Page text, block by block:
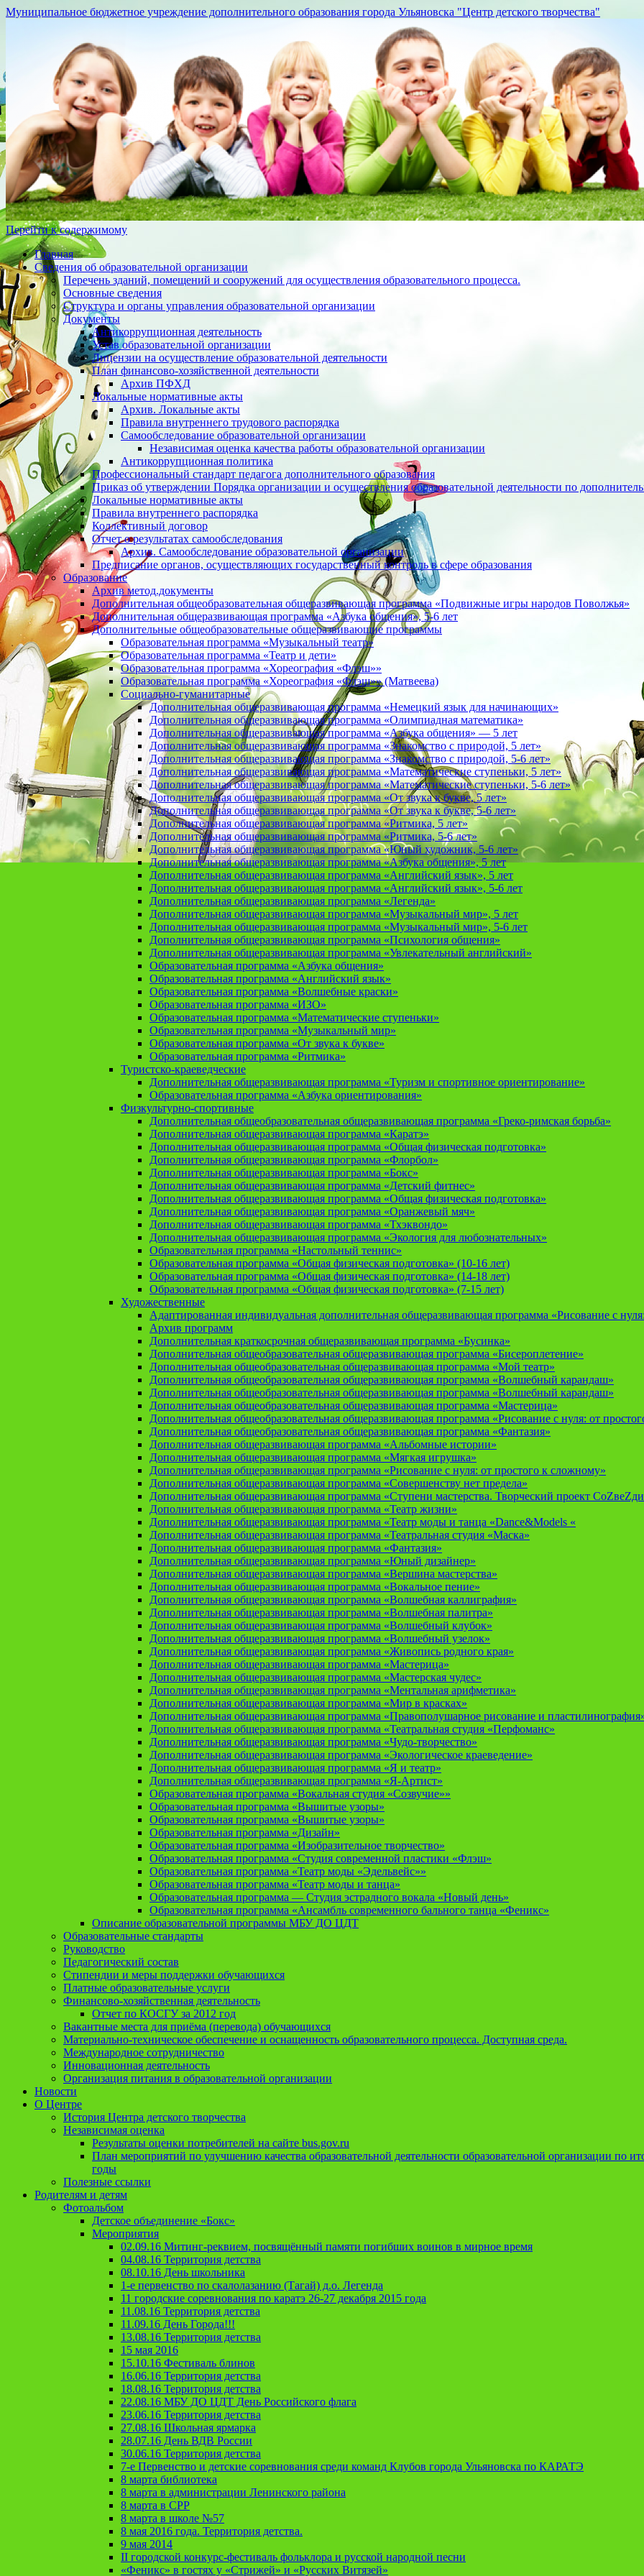
Муниципальное бюджетное учреждение дополнительного образования города Ульяновска "Центр детского творчества"
Перейти к содержимому
Главная
Сведения об образовательной организации
Перечень зданий, помещений и сооружений для осуществления образовательного процесса.
Основные сведения
Структура и органы управления образовательной организации
Документы
Антикоррупционная деятельность
Устав образовательной организации
Лицензии на осуществление образовательной деятельности
План финансово-хозяйственной деятельности
Архив ПФХД
Локальные нормативные акты
Архив. Локальные акты
Правила внутреннего трудового распорядка
Cамообследование образовательной организации
Независимая оценка качества работы образовательной организации
Антикоррупционная политика
Профессиональный стандарт педагога дополнительного образования
Приказ об утверждении Порядка организации и осуществления образовательной деятельности по
Локальные нормативные акты
Правила внутреннего распорядка
Коллективный договор
Отчет о результатах самообследования
Архив. Cамообследование образовательной организации
Предписание органов, осуществляющих государственный контроль в сфере образования
Образование
Архив метод.документы
Дополнительная общеобразовательная общеразвивающая программа «Подвижные игры народов Поволжья»
Дополнительная общеразвивающая программа «Азбука общения», 5-6 лет
Дополнительные общеобразовательные общеразвивающие программы
Образовательная программа «Музыкальный театр»
Образовательная программа «Театр и дети»
Образовательная программа «Хореография «Флэш»»
Образовательная программа «Хореография «Флэш»» (Матвеева)
Социально-гуманитарные
Дополнительная общеразвивающая программа «Немецкий язык для начинающих»
Дополнительная общеразвивающая программа «Олимпиадная математика»
Дополнительная общеразвивающая программа «Азбука общения» — 5 лет
Дополнительная общеразвивающая программа «Знакомство с природой, 5 лет»
Дополнительная общеразвивающая программа «Знакомство с природой, 5-6 лет»
Дополнительная общеразвивающая программа «Математические ступеньки, 5 лет»
Дополнительная общеразвивающая программа «Математические ступеньки, 5-6 лет»
Дополнительная общеразвивающая программа «От звука к букве, 5 лет»
Дополнительная общеразвивающая программа «От звука к букве, 5-6 лет»
Дополнительная общеразвивающая программа «Ритмика, 5 лет»
Дополнительная общеразвивающая программа «Ритмика, 5-6 лет»
Дополнительная общеразвивающая программа «Юный художник, 5-6 лет»
Дополнительная общеразвивающая программа «Азбука общения», 5 лет
Дополнительная общеразвивающая программа «Английский язык», 5 лет
Дополнительная общеразвивающая программа «Английский язык», 5-6 лет
Дополнительная общеразвивающая программа «Легенда»
Дополнительная общеразвивающая программа «Музыкальный мир», 5 лет
Дополнительная общеразвивающая программа «Музыкальный мир», 5-6 лет
Дополнительная общеразвивающая программа «Психология общения»
Дополнительная общеразвивающая программа «Увлекательный английский»
Образовательная программа «Азбука общения»
Образовательная программа «Английский язык»
Образовательная программа «Волшебные краски»
Образовательная программа «ИЗО»
Образовательная программа «Математические ступеньки»
Образовательная программа «Музыкальный мир»
Образовательная программа «От звука к букве»
Образовательная программа «Ритмика»
Туристско-краеведческие
Дополнительная общеразвивающая программа «Туризм и спортивное ориентирование»
Образовательная программа «Азбука ориентирования»
Физкультурно-спортивные
Дополнительная общеобразовательная общеразвивающая программа «Греко-римская борьба»
Дополнительная общеразвивающая программа «Каратэ»
Дополнительная общеразвивающая программа «Общая физическая подготовка»
Дополнительная общеразвивающая программа «Флорбол»
Дополнительная общеразвивающая программа «Бокс»
Дополнительная общеразвивающая программа «Детский фитнес»
Дополнительная общеразвивающая программа «Общая физическая подготовка»
Дополнительная общеразвивающая программа «Оранжевый мяч»
Дополнительная общеразвивающая программа «Тхэквондо»
Дополнительная общеразвивающая программа «Экология для любознательных»
Образовательная программа «Настольный теннис»
Образовательная программа «Общая физическая подготовка» (10-16 лет)
Образовательная программа «Общая физическая подготовка» (14-18 лет)
Образовательная программа «Общая физическая подготовка» (7-15 лет)
Художественные
Адаптированная индивидуальная дополнительная общеразвивающая программа «Рисование с
Архив программ
Дополнительная краткосрочная общеразвивающая программа «Бусинка»
Дополнительная общеобразовательная общеразвивающая программа «Бисероплетение»
Дополнительная общеобразовательная общеразвивающая программа «Мой театр»
Дополнительная общеобразовательная общеразвивающая программа «Волшебный карандаш»
Дополнительная общеобразовательная общеразвивающая программа «Волшебный карандаш»
Дополнительная общеобразовательная общеразвивающая программа «Мастерица»
Дополнительная общеобразовательная общеразвивающая программа «Рисование с нуля: от
Дополнительная общеобразовательная общеразвивающая программа «Фантазия»
Дополнительная общеразвивающая программа «Альбомные истории»
Дополнительная общеразвивающая программа «Мягкая игрушка»
Дополнительная общеразвивающая программа «Рисование с нуля: от простого к сложному»
Дополнительная общеразвивающая программа «Совершенству нет предела»
Дополнительная общеразвивающая программа «Ступени мастерства. Творческий проект
Дополнительная общеразвивающая программа «Театр жизни»
Дополнительная общеразвивающая программа «Театр моды и танца «Dance&Models «
Дополнительная общеразвивающая программа «Театральная студия «Маска»
Дополнительная общеразвивающая программа «Фантазия»
Дополнительная общеразвивающая программа «Юный дизайнер»
Дополнительная общеразвивающая программа «Вершина мастерства»
Дополнительная общеразвивающая программа «Вокальное пение»
Дополнительная общеразвивающая программа «Волшебная каллиграфия»
Дополнительная общеразвивающая программа «Волшебная палитра»
Дополнительная общеразвивающая программа «Волшебный клубок»
Дополнительная общеразвивающая программа «Волшебный узелок»
Дополнительная общеразвивающая программа «Живопись родного края»
Дополнительная общеразвивающая программа «Мастерица»
Дополнительная общеразвивающая программа «Мастерская чудес»
Дополнительная общеразвивающая программа «Ментальная арифметика»
Дополнительная общеразвивающая программа «Мир в красках»
Дополнительная общеразвивающая программа «Правополушарное рисование и
Дополнительная общеразвивающая программа «Театральная студия «Перфоманс»
Дополнительная общеразвивающая программа «Чудо-творчество»
Дополнительная общеразвивающая программа «Экологическое краеведение»
Дополнительная общеразвивающая программа «Я и театр»
Дополнительная общеразвивающая программа «Я-Артист»
Образовательная программа «Вокальная студия «Созвучие»»
Образовательная программа «Вышитые узоры»
Образовательная программа «Вышитые узоры»
Образовательная программа «Дизайн»
Образовательная программа «Изобразительное творчество»
Образовательная программа «Студия современной пластики «Флэш»
Образовательная программа «Театр моды «Эдельвейс»»
Образовательная программа «Театр моды и танца»
Образовательная программа — Студия эстрадного вокала «Новый день»
Образовательная программа «Ансамбль современного бального танца «Феникс»
Описание образовательной программы МБУ ДО ЦДТ
Образовательные стандарты
Руководство
Педагогический состав
Стипендии и меры поддержки обучающихся
Платные образовательные услуги
Финансово-хозяйственная деятельность
Отчет по КОСГУ за 2012 год
Вакантные места для приёма (перевода) обучающихся
Материально-техническое обеспечение и оснащенность образовательного процесса. Доступная среда.
Международное сотрудничество
Инновационная деятельность
Организация питания в образовательной организации
Новости
О Центре
История Центра детского творчества
Независимая оценка
Результаты оценки потребителей на сайте bus.gov.ru
План мероприятий по улучшению качества образовательной деятельности образовательной организации по
годы
Полезные ссылки
Родителям и детям
Фотоальбом
Детское объединение «Бокс»
Мероприятия
02.09.16 Митинг-реквием, посвящённый памяти погибших воинов в мирное время
04.08.16 Территория детства
08.10.16 День школьника
1-е первенство по скалолазанию (Тагай) д.о. Легенда
11 городские соревнования по каратэ 26-27 декабря 2015 года
11.08.16 Территория детства
11.09.16 День Города!!!
13.08.16 Территория детства
15 мая 2016
15.10.16 Фестиваль блинов
16.06.16 Территория детства
18.08.16 Территория детства
22.08.16 МБУ ДО ЦДТ День Российского флага
23.06.16 Территория детства
27.08.16 Школьная ярмарка
28.07.16 День ВДВ России
30.06.16 Территория детства
7-е Первенство и детские соревнования среди команд Клубов города Ульяновска по КАРАТЭ
8 марта библиотека
8 марта в администрации Ленинского района
8 марта в СРР
8 марта в школе №57
8 мая 2016 года. Территория детства.
9 мая 2014
II городской конкурс-фестиваль фольклора и русской народной песни
«Феникс» в гостях у «Стрижей» и «Русских Витязей»